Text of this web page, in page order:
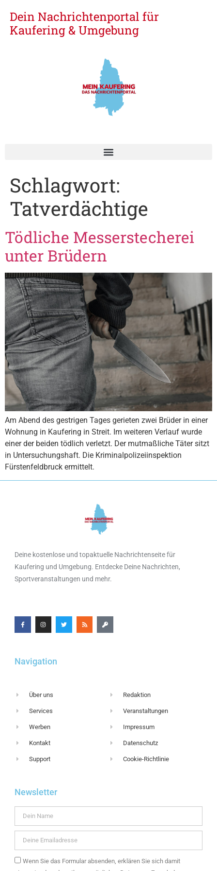
Dein Nachrichtenportal für
Kaufering & Umgebung
Schlagwort:
Tatverdächtige
Tödliche Messerstecherei
unter Brüdern
Am Abend des gestrigen Tages gerieten zwei Brüder in einer
Wohnung in Kaufering in Streit. Im weiteren Verlauf wurde
einer der beiden tödlich verletzt. Der mutmaßliche Täter sitzt
in Untersuchungshaft. Die Kriminalpolizeiinspektion
Fürstenfeldbruck ermittelt.
Deine kostenlose und topaktuelle Nachrichtenseite für
Kaufering und Umgebung. Entdecke Deine Nachrichten,
Sportveranstaltungen und mehr.
Navigation
Über uns
Services
Werben
Kontakt
Support
Redaktion
Veranstaltungen
Impressum
Datenschutz
Cookie-Richtlinie
Newsletter
Wenn Sie das Formular absenden, erklären Sie sich damit